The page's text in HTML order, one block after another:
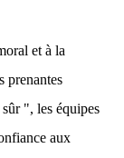
et à la
prenantes
", les équipes
aux